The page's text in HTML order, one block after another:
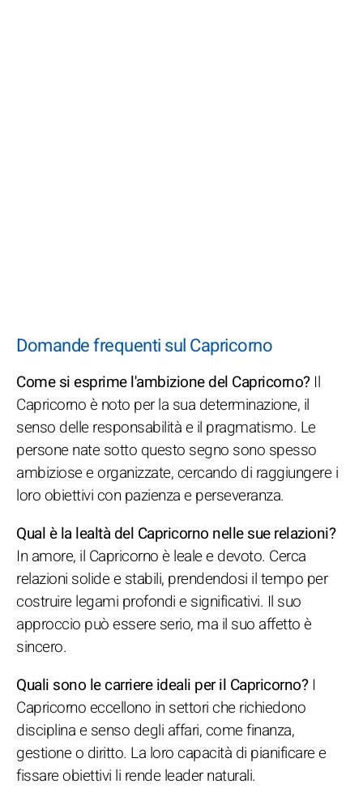
Domande frequenti sul Capricorno
Come si esprime l'ambizione del Capricorno?Il
Capricorno è noto per la sua determinazione, il
senso delle responsabilità e il pragmatismo. Le
persone nate sotto questo segno sono spesso
ambiziose e organizzate, cercando di raggiungere i
loro obiettivi con pazienza e perseveranza.
Qual è la lealtà del Capricorno nelle sue relazioni?
In amore, il Capricorno è leale e devoto. Cerca
relazioni solide e stabili, prendendosi il tempo per
costruire legami profondi e significativi. Il suo
approccio può essere serio, ma il suo affetto è
sincero.
Quali sono le carriere ideali per il Capricorno?I
Capricorno eccellono in settori che richiedono
disciplina e senso degli affari, come finanza,
gestione o diritto. La loro capacità di pianificare e
fissare obiettivi li rende leader naturali.